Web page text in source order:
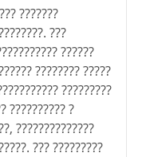
???????
???
??????
???????? ?????
?????????
?????????? ?
??????????????
??? ?????????